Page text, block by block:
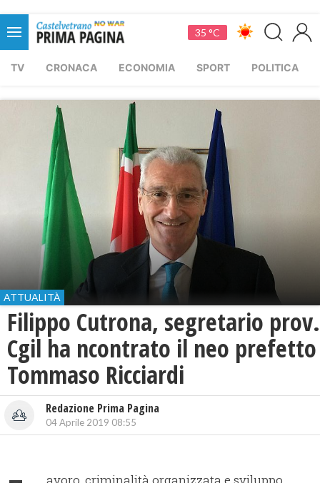
35 °C
TV CRONACA ECONOMIA SPORT POLITICA
ATTUALITÀ
Filippo Cutrona, segretario prov.
Cgil ha ncontrato il neo prefetto
Tommaso Ricciardi
Redazione Prima Pagina
04 Aprile 2019 08:55